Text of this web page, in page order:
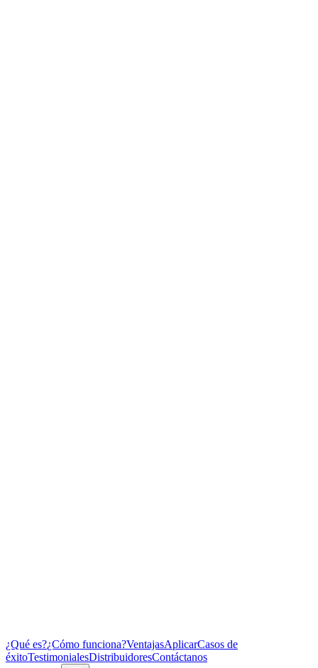
¿Qué es?¿Cómo funciona?VentajasAplicarCasos de
éxitoTestimonialesDistribuidoresContáctanos